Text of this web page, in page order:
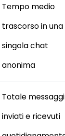
Tempo medio
trascorso in una
singola chat
anonima
Totale messaggi
inviati e ricevuti